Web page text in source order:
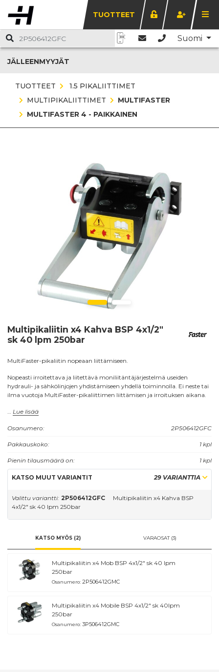
TUOTTEET
Suomi
JÄLLEENMYYJÄT
TUOTTEET
1.5 PIKALIITTIMET
MULTIPIKALIITTIMET
MULTIFASTER
MULTIFASTER 4 - PAIKKAINEN
Multipikaliitin x4 Kahva BSP 4x1/2"
sk 40 lpm 250bar
MultiFaster-pikaliitin nopeaan liittämiseen.
Nopeasti irroitettava ja liitettävä moniliitäntäjärjestelmä useiden
hydrauli- ja sähkölinjojen yhdistämiseen yhdellä toiminnolla. Ei neste tai
ilma vuotoja MultiFaster-pikaliittimen liittämisen ja irroituksen aikana.
Sekä 2P... että 3P... -sarjat on varustettu Flat-face liittimillä.
K3FNP, jotta saavutetaan vaivaton liittäminen ja irrottaminen
Lue lisää
Osanumero: 2P506412GFC
Pakkauskoko: 1 kpl
Pienin tilausmäärä on: 1 kpl
KATSO MUUT VARIANTIT 29 VARIANTTIA
Valittu variantti: 2P506412GFC
Multipikaliitin x4 Kahva BSP
4x1/2" sk 40 lpm 250bar
KATSO MYÖS (2) VARAOSAT (3)
Multipikaliitin x4 Mob BSP 4x1/2" sk 40 lpm
250bar
Osanumero: 2P506412GMC
Multipikaliitin x4 Mobile BSP 4x1/2" sk 40lpm
250bar
Osanumero: 3P506412GMC